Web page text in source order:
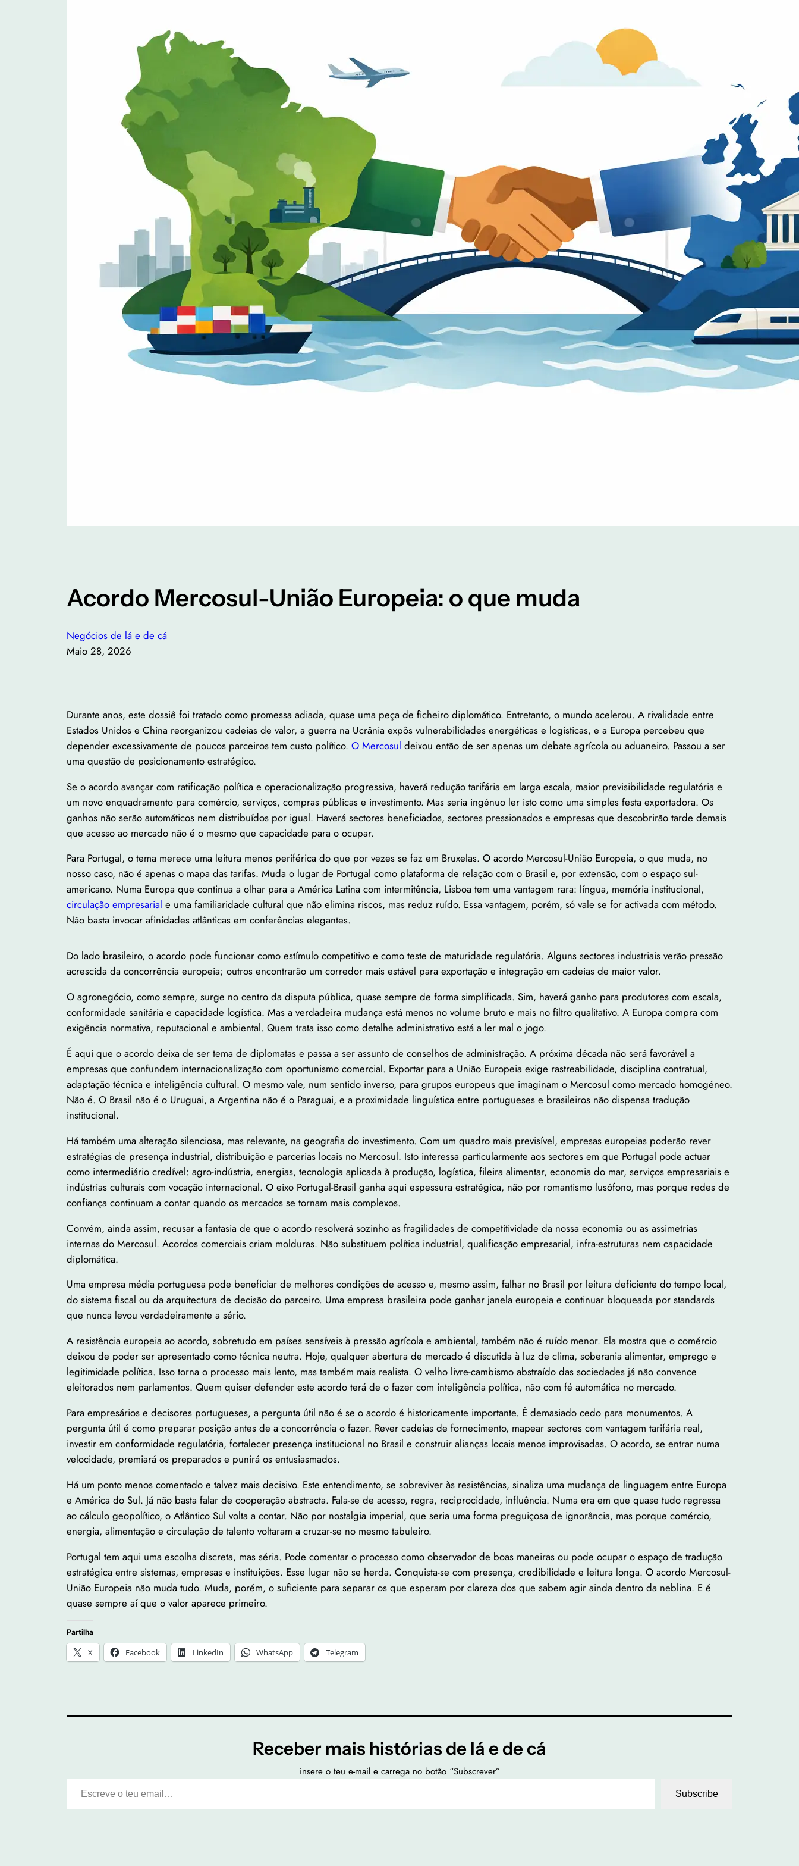
Acordo Mercosul-União Europeia: o que muda
Negócios de lá e de cá
Maio 28, 2026
Durante anos, este dossiê foi tratado como promessa adiada, quase uma peça de ficheiro diplomático. Entretanto, o mundo acelerou. A rivalidade entre
Estados Unidos e China reorganizou cadeias de valor, a guerra na Ucrânia expôs vulnerabilidades energéticas e logísticas, e a Europa percebeu que
depender excessivamente de poucos parceiros tem custo político. O Mercosul deixou então de ser apenas um debate agrícola ou aduaneiro. Passou a ser
uma questão de posicionamento estratégico.
Se o acordo avançar com ratificação política e operacionalização progressiva, haverá redução tarifária em larga escala, maior previsibilidade regulatória e
um novo enquadramento para comércio, serviços, compras públicas e investimento. Mas seria ingénuo ler isto como uma simples festa exportadora. Os
ganhos não serão automáticos nem distribuídos por igual. Haverá sectores beneficiados, sectores pressionados e empresas que descobrirão tarde demais
que acesso ao mercado não é o mesmo que capacidade para o ocupar.
Para Portugal, o tema merece uma leitura menos periférica do que por vezes se faz em Bruxelas. O acordo Mercosul-União Europeia, o que muda, no
nosso caso, não é apenas o mapa das tarifas. Muda o lugar de Portugal como plataforma de relação com o Brasil e, por extensão, com o espaço sul-
americano. Numa Europa que continua a olhar para a América Latina com intermitência, Lisboa tem uma vantagem rara: língua, memória institucional,
circulação empresarial e uma familiaridade cultural que não elimina riscos, mas reduz ruído. Essa vantagem, porém, só vale se for activada com método.
Não basta invocar afinidades atlânticas em conferências elegantes.
Do lado brasileiro, o acordo pode funcionar como estímulo competitivo e como teste de maturidade regulatória. Alguns sectores industriais verão pressão
acrescida da concorrência europeia; outros encontrarão um corredor mais estável para exportação e integração em cadeias de maior valor.
O agronegócio, como sempre, surge no centro da disputa pública, quase sempre de forma simplificada. Sim, haverá ganho para produtores com escala,
conformidade sanitária e capacidade logística. Mas a verdadeira mudança está menos no volume bruto e mais no filtro qualitativo. A Europa compra com
exigência normativa, reputacional e ambiental. Quem trata isso como detalhe administrativo está a ler mal o jogo.
É aqui que o acordo deixa de ser tema de diplomatas e passa a ser assunto de conselhos de administração. A próxima década não será favorável a
empresas que confundem internacionalização com oportunismo comercial. Exportar para a União Europeia exige rastreabilidade, disciplina contratual,
adaptação técnica e inteligência cultural. O mesmo vale, num sentido inverso, para grupos europeus que imaginam o Mercosul como mercado homogéneo.
Não é. O Brasil não é o Uruguai, a Argentina não é o Paraguai, e a proximidade linguística entre portugueses e brasileiros não dispensa tradução
institucional.
Há também uma alteração silenciosa, mas relevante, na geografia do investimento. Com um quadro mais previsível, empresas europeias poderão rever
estratégias de presença industrial, distribuição e parcerias locais no Mercosul. Isto interessa particularmente aos sectores em que Portugal pode actuar
como intermediário credível: agro-indústria, energias, tecnologia aplicada à produção, logística, fileira alimentar, economia do mar, serviços empresariais e
indústrias culturais com vocação internacional. O eixo Portugal-Brasil ganha aqui espessura estratégica, não por romantismo lusófono, mas porque redes de
confiança continuam a contar quando os mercados se tornam mais complexos.
Convém, ainda assim, recusar a fantasia de que o acordo resolverá sozinho as fragilidades de competitividade da nossa economia ou as assimetrias
internas do Mercosul. Acordos comerciais criam molduras. Não substituem política industrial, qualificação empresarial, infra-estruturas nem capacidade
diplomática.
Uma empresa média portuguesa pode beneficiar de melhores condições de acesso e, mesmo assim, falhar no Brasil por leitura deficiente do tempo local,
do sistema fiscal ou da arquitectura de decisão do parceiro. Uma empresa brasileira pode ganhar janela europeia e continuar bloqueada por standards
que nunca levou verdadeiramente a sério.
A resistência europeia ao acordo, sobretudo em países sensíveis à pressão agrícola e ambiental, também não é ruído menor. Ela mostra que o comércio
deixou de poder ser apresentado como técnica neutra. Hoje, qualquer abertura de mercado é discutida à luz de clima, soberania alimentar, emprego e
legitimidade política. Isso torna o processo mais lento, mas também mais realista. O velho livre-cambismo abstraído das sociedades já não convence
eleitorados nem parlamentos. Quem quiser defender este acordo terá de o fazer com inteligência política, não com fé automática no mercado.
Para empresários e decisores portugueses, a pergunta útil não é se o acordo é historicamente importante. É demasiado cedo para monumentos. A
pergunta útil é como preparar posição antes de a concorrência o fazer. Rever cadeias de fornecimento, mapear sectores com vantagem tarifária real,
investir em conformidade regulatória, fortalecer presença institucional no Brasil e construir alianças locais menos improvisadas. O acordo, se entrar numa
velocidade, premiará os preparados e punirá os entusiasmados.
Há um ponto menos comentado e talvez mais decisivo. Este entendimento, se sobreviver às resistências, sinaliza uma mudança de linguagem entre Europa
e América do Sul. Já não basta falar de cooperação abstracta. Fala-se de acesso, regra, reciprocidade, influência. Numa era em que quase tudo regressa
ao cálculo geopolítico, o Atlântico Sul volta a contar. Não por nostalgia imperial, que seria uma forma preguiçosa de ignorância, mas porque comércio,
energia, alimentação e circulação de talento voltaram a cruzar-se no mesmo tabuleiro.
Portugal tem aqui uma escolha discreta, mas séria. Pode comentar o processo como observador de boas maneiras ou pode ocupar o espaço de tradução
estratégica entre sistemas, empresas e instituições. Esse lugar não se herda. Conquista-se com presença, credibilidade e leitura longa. O acordo Mercosul-
União Europeia não muda tudo. Muda, porém, o suficiente para separar os que esperam por clareza dos que sabem agir ainda dentro da neblina. E é
quase sempre aí que o valor aparece primeiro.
Partilha
X Facebook LinkedIn WhatsApp Telegram
Receber mais histórias de lá e de cá
insere o teu e-mail e carrega no botão “Subscrever”
Escreve o teu email…
Subscribe